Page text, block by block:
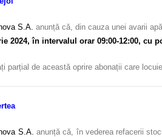
S.A. anunță că, din cauza unei avarii
2024, în intervalul orar 09:00-12:00, cu
parțial de această oprire abonații care
S.A. anunță că, în vederea refacerii